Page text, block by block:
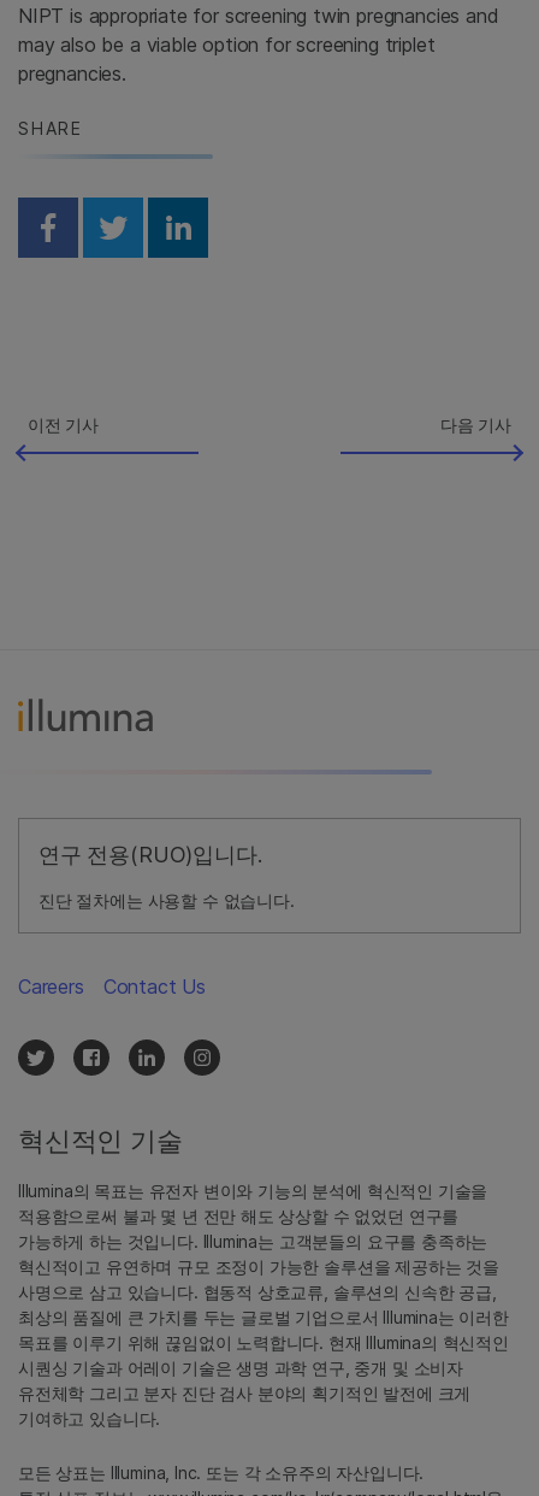
NIPT is appropriate for screening twin pregnancies and
may also be a viable option for screening triplet
pregnancies.
SHARE
Share on Facebook
Share on Twitter
Share on Linkedin
이전 기사 다음 기사
연구 전용(RUO)입니다.
진단 절차에는 사용할 수 없습니다.
혁신적인 기술
Illumina의 목표는 유전자 변이와 기능의 분석에 혁신적인 기술을
적용함으로써 불과 몇 년 전만 해도 상상할 수 없었던 연구를
가능하게 하는 것입니다. Illumina는 고객분들의 요구를 충족하는
혁신적이고 유연하며 규모 조정이 가능한 솔루션을 제공하는 것을
사명으로 삼고 있습니다. 협동적 상호교류, 솔루션의 신속한 공급,
최상의 품질에 큰 가치를 두는 글로벌 기업으로서 Illumina는 이러한
목표를 이루기 위해 끊임없이 노력합니다. 현재 Illumina의 혁신적인
시퀀싱 기술과 어레이 기술은 생명 과학 연구, 중개 및 소비자
유전체학 그리고 분자 진단 검사 분야의 획기적인 발전에 크게
기여하고 있습니다.
모든 상표는 Illumina, Inc. 또는 각 소유주의 자산입니다.
Careers Contact Us